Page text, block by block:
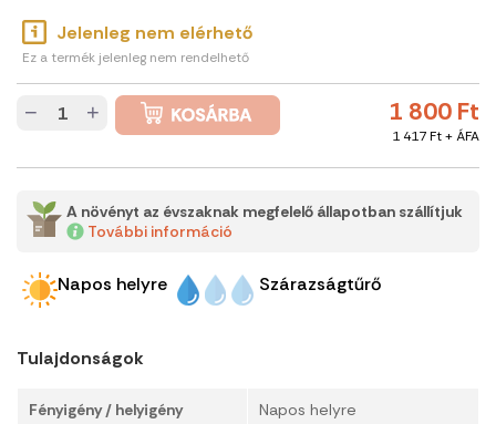
Jelenleg nem elérhető
Ez a termék jelenleg nem rendelhető
1 800 Ft
1 417 Ft + ÁFA
− +
A növényt az évszaknak megfelelő állapotban szállítjuk
További információ
Napos helyre Szárazságtűrő
Tulajdonságok
Fényigény / helyigény Napos helyre